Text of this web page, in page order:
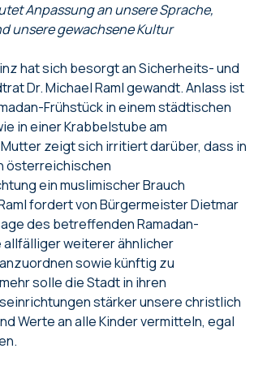
Anpassung an unsere Sprache,
unsere gewachsene Kultur
hat sich besorgt an Sicherheits- und
Dr. Michael Raml gewandt. Anlass ist
Frühstück in einem städtischen
in einer Krabbelstube am
zeigt sich irritiert darüber, dass in
österreichischen
ein muslimischer Brauch
fordert von Bürgermeister Dietmar
des betreffenden Ramadan-
allfälliger weiterer ähnlicher
sowie künftig zu
solle die Stadt in ihren
stärker unsere christlich
Werte an alle Kinder vermitteln, egal